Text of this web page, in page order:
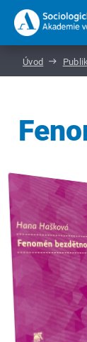
Úvod